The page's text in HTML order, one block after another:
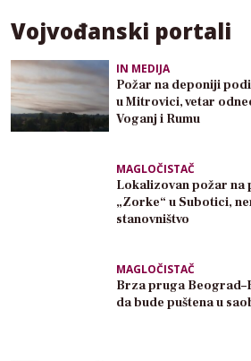
Vojvođanski portali
IN MEDIJA
Požar na deponiji
u Mitrovici, vetar
Voganj i Rumu
MAGLOČISTAČ
Lokalizovan požar na
„Zorke“ u Subotici,
stanovništvo
MAGLOČISTAČ
Brza pruga
da bude puštena u